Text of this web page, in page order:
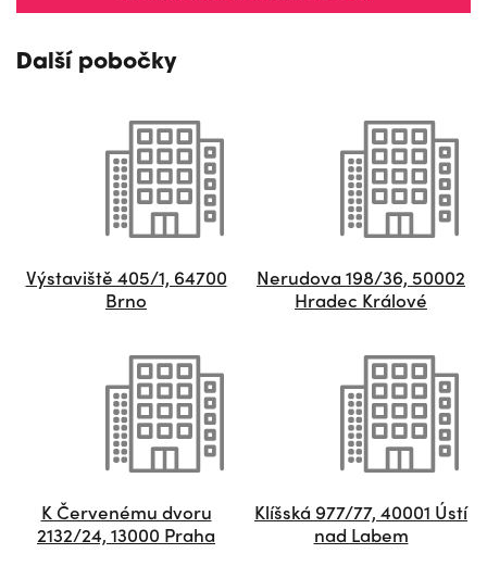
Další pobočky
Výstaviště 405/1, 64700
Brno
Nerudova 198/36, 50002
Hradec Králové
K Červenému dvoru
2132/24, 13000 Praha
Klíšská 977/77, 40001 Ústí
nad Labem